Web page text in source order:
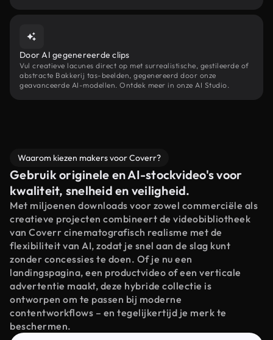
Door AI gegenereerde clips
Vul creatieve lacunes direct op met surrealistische, gestileerde of
abstracte Bakkerij tas-beelden, gegenereerd door onze
geavanceerde AI-modellen. Ontdek meer in onze AI Studio.
Waarom kiezen makers voor Coverr?
Gebruik originele en AI-stockvideo's voor
kwaliteit, snelheid en veiligheid.
Met miljoenen downloads voor zowel commerciële als
creatieve projecten combineert de videobibliotheek
van Coverr cinematografisch realisme met de
flexibiliteit van AI, zodat je snel aan de slag kunt
zonder concessies te doen. Of je nu een
landingspagina, een productvideo of een verticale
advertentie maakt, deze hybride collectie is
ontworpen om te passen bij moderne
contentworkflows – en tegelijkertijd je merk te
beschermen.